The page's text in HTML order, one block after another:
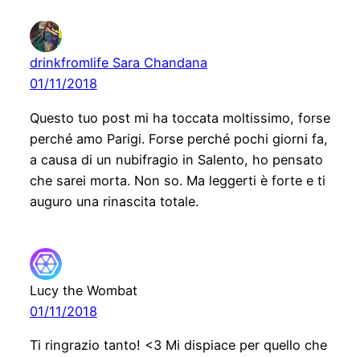
drinkfromlife Sara Chandana
01/11/2018
Questo tuo post mi ha toccata moltissimo, forse
perché amo Parigi. Forse perché pochi giorni fa,
a causa di un nubifragio in Salento, ho pensato
che sarei morta. Non so. Ma leggerti è forte e ti
auguro una rinascita totale.
Lucy the Wombat
01/11/2018
Ti ringrazio tanto! <3 Mi dispiace per quello che